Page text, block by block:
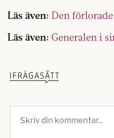
Läs även: Den
Läs även: Generalen i